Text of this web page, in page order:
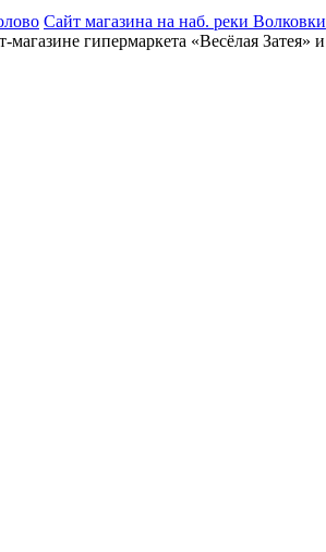
Сайт магазина на наб. реки Волковки
магазине гипермаркета «Весёлая Затея» и